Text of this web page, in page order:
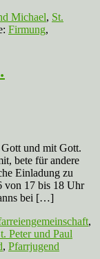
Michael, St.
Firmung,
und mit Gott.
bete für andere
Einladung zu
von 17 bis 18 Uhr
bei […]
,
Peter und Paul
, Pfarrjugend